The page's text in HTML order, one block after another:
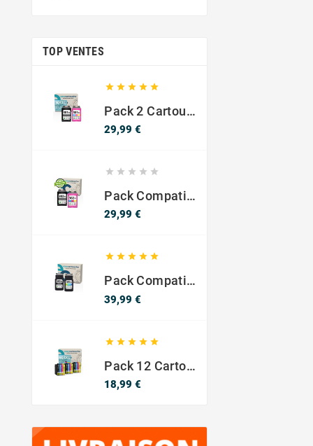
TOP VENTES
    
Pack 2 Cartouches Compatible Avec HP 301 XL Noir Et Couleur
29,99 €
    
Pack Compatible Avec HP 302 XL Noir Et Couleur - SANS NIVEAU ENCRE
29,99 €
    
Pack Compatible Canon PG-540 XL / CL-541 XL – Noir & Couleur – Haute Capacité
39,99 €
    
Pack 12 Cartouches Compatible EPSON 603XL
18,99 €